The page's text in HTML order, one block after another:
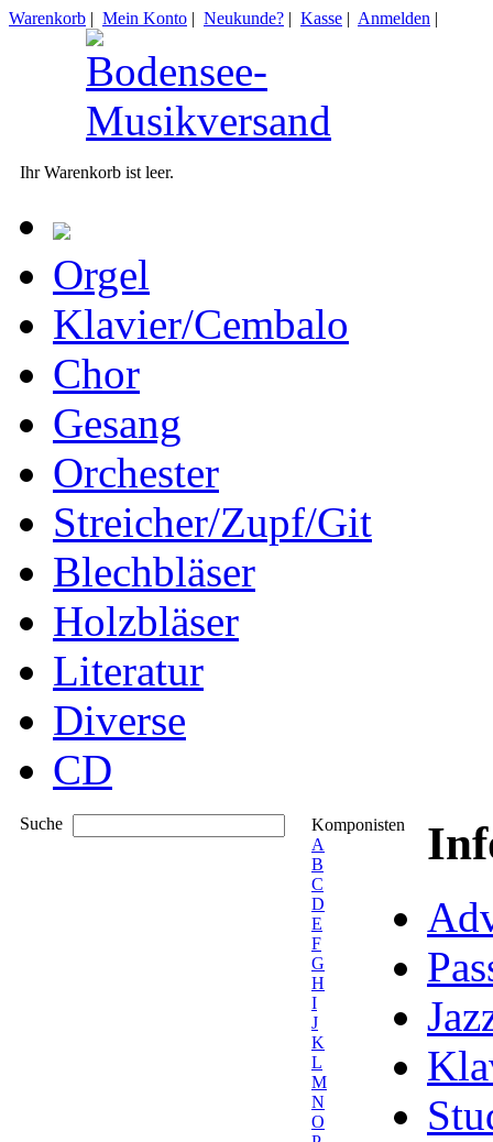
Warenkorb | Mein Konto | Neukunde? | Kasse | Anmelden |
Ihr Warenkorb ist leer.
Orgel
Klavier/Cembalo
Chor
Gesang
Orchester
Streicher/Zupf/Git
Blechbläser
Holzbläser
Literatur
Diverse
CD
Suche
Komponisten
A
B
C
D
E
F
G
H
I
J
K
L
M
N
O